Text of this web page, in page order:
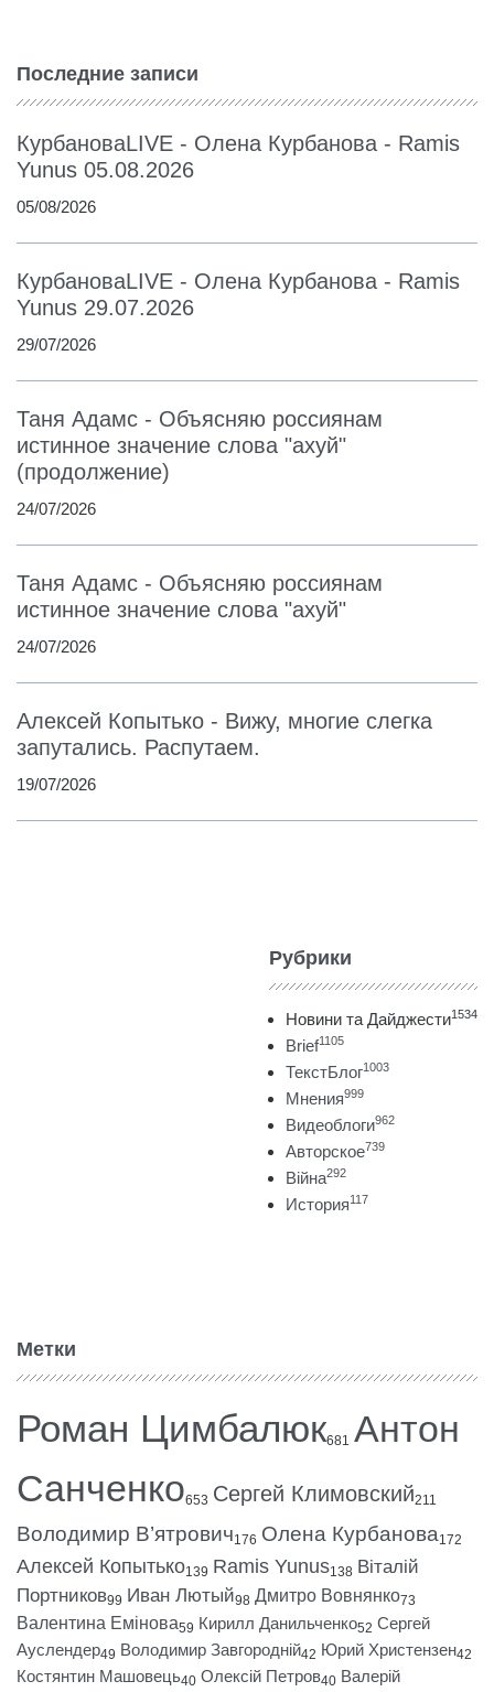
Последние записи
КурбановаLIVE - Олена Курбанова - Ramis
Yunus 05.08.2026
05/08/2026
КурбановаLIVE - Олена Курбанова - Ramis
Yunus 29.07.2026
29/07/2026
Таня Адамс - Объясняю россиянам
истинное значение слова "ахуй"
(продолжение)
24/07/2026
Таня Адамс - Объясняю россиянам
истинное значение слова "ахуй"
24/07/2026
Алексей Копытько - Вижу, многие слегка
запутались. Распутаем.
19/07/2026
Рубрики
Новини та Дайджести1534
Brief1105
ТекстБлог1003
Мнения999
Видеоблоги962
Авторское739
Війна292
История117
Метки
Роман Цимбалюк681 Антон
Санченко653 Сергей Климовский211
Володимир В’ятрович176 Олена Курбанова172
Алексей Копытько139 Ramis Yunus138 Віталій
Портников99 Иван Лютый98 Дмитро Вовнянко73
Валентина Емінова59 Кирилл Данильченко52 Сергей
Ауслендер49 Володимир Завгородній42 Юрий Христензен42
Костянтин Машовець40 Олексій Петров40 Валерій